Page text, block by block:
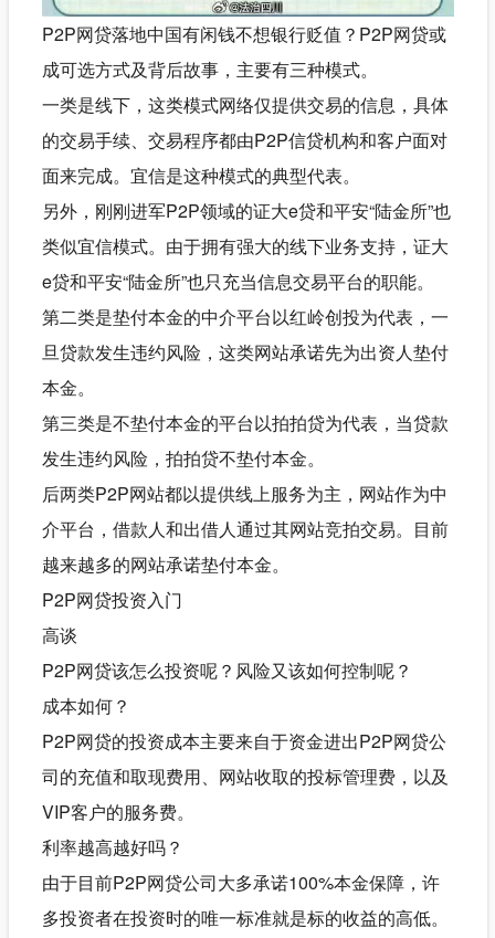
P2P网贷落地中国有闲钱不想银行贬值？P2P网贷或
成可选方式及背后故事，主要有三种模式。
一类是线下，这类模式网络仅提供交易的信息，具体
的交易手续、交易程序都由P2P信贷机构和客户面对
面来完成。宜信是这种模式的典型代表。
另外，刚刚进军P2P领域的证大e贷和平安“陆金所”也
类似宜信模式。由于拥有强大的线下业务支持，证大
e贷和平安“陆金所”也只充当信息交易平台的职能。
第二类是垫付本金的中介平台以红岭创投为代表，一
旦贷款发生违约风险，这类网站承诺先为出资人垫付
本金。
第三类是不垫付本金的平台以拍拍贷为代表，当贷款
发生违约风险，拍拍贷不垫付本金。
后两类P2P网站都以提供线上服务为主，网站作为中
介平台，借款人和出借人通过其网站竞拍交易。目前
越来越多的网站承诺垫付本金。
P2P网贷投资入门
高谈
P2P网贷该怎么投资呢？风险又该如何控制呢？
成本如何？
P2P网贷的投资成本主要来自于资金进出P2P网贷公
司的充值和取现费用、网站收取的投标管理费，以及
VIP客户的服务费。
利率越高越好吗？
由于目前P2P网贷公司大多承诺100%本金保障，许
多投资者在投资时的唯一标准就是标的收益的高低。